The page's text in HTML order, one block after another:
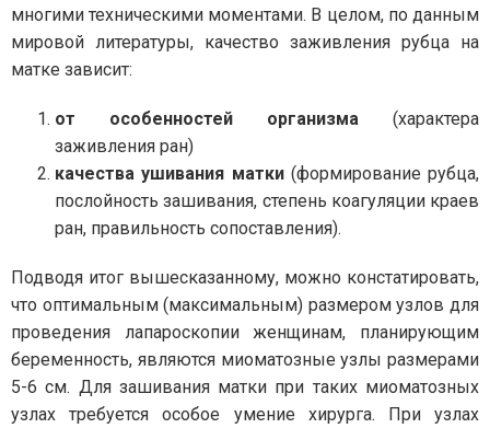
многими техническими моментами. В целом, по данным
мировой литературы, качество заживления рубца на
матке зависит:
от особенностей организма (характера
заживления ран)
качества ушивания матки(формирование рубца,
послойность зашивания, степень коагуляции краев
ран, правильность сопоставления).
Подводя итог вышесказанному, можно констатировать,
что оптимальным (максимальным) размером узлов для
проведения лапароскопии женщинам, планирующим
беременность, являются миоматозные узлы размерами
5-6 см. Для зашивания матки при таких миоматозных
узлах требуется особое умение хирурга. При узлах